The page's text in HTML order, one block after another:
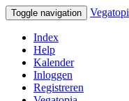
Toggle navigation
Index
Help
Kalender
Inloggen
Registreren